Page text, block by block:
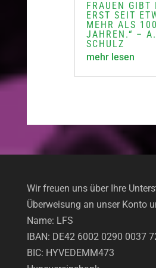
FRAUEN GIBT
ERST SEIT
MEHR ALS
JAHREN.“ –
SCHULZ
mehr lesen
Wir freuen uns über Ihre
Überweisung an unser Konto
Name: LFS
IBAN: DE42 6002 0290 0037
BIC: HYVEDEMM473